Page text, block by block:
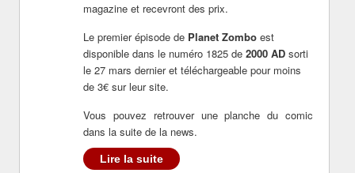
magazine et recevront des prix.
Le premier épisode de Planet Zombo est
disponible dans le numéro 1825 de 2000 AD sorti
le 27 mars dernier et téléchargeable pour moins
de 3€ sur leur site.
Vous pouvez retrouver une planche du comic
dans la suite de la news.
Lire la suite